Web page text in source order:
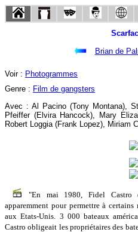
Brian de
Voir : Photogrammes
Genre : Film de gangsters
Avec : Al Pacino (Tony Montana),
Pfeiffer (Elvira Hancock), Mary
Robert Loggia (Frank Lopez), Miriam
"En mai 1980, Fidel
apparemment pour permettre à
aux Etats-Unis. 3 000 bateaux
Castro obligeait les propriétaires des